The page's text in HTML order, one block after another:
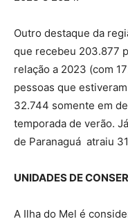
Outro destaque da
que recebeu 203.877
relação a 2023 (com
pessoas que
32.744 somente em
temporada de verão.
de Paranaguá atraiu
UNIDADES DE
A Ilha do Mel é